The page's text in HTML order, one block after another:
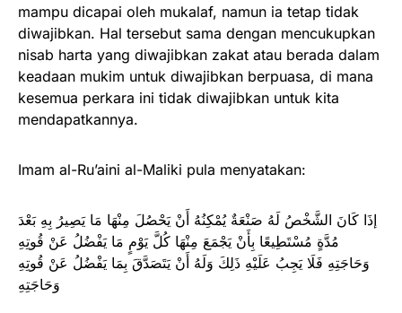
mampu dicapai oleh mukalaf, namun ia tetap tidak
diwajibkan. Hal tersebut sama dengan mencukupkan
nisab harta yang diwajibkan zakat atau berada dalam
keadaan mukim untuk diwajibkan berpuasa, di mana
kesemua perkara ini tidak diwajibkan untuk kita
mendapatkannya.
Imam al-Ru’aini al-Maliki pula menyatakan:
إذَا كَانَ الشَّخْصُ لَهُ صَنْعَةٌ يُمْكِنُهُ أَنْ يَحْصُلَ مِنْهَا مَا يَصِيرُ بِهِ بَعْدَ
مُدَّةٍ مُسْتَطِيعًا بِأَنْ يَجْمَعَ مِنْهَا كُلَّ يَوْمٍ مَا يَفْضُلُ عَنْ قُوتِهِ
وَحَاجَتِهِ فَلَا يَجِبُ عَلَيْهِ ذَلِكَ وَلَهُ أَنْ يَتَصَدَّقَ بِمَا يَفْضُلُ عَنْ قُوتِهِ
وَحَاجَتِهِ